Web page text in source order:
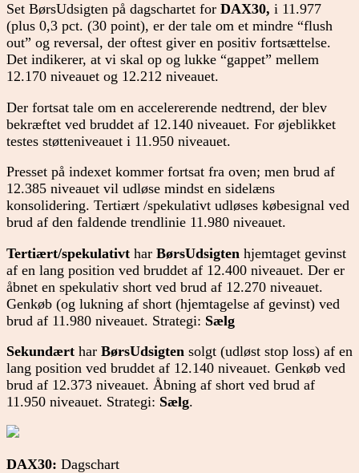
Set BørsUdsigten på dagschartet for DAX30, i 11.977
(plus 0,3 pct. (30 point), er der tale om et mindre “flush
out” og reversal, der oftest giver en positiv fortsættelse.
Det indikerer, at vi skal op og lukke “gappet” mellem
12.170 niveauet og 12.212 niveauet.
Der fortsat tale om en accelererende nedtrend, der blev
bekræftet ved bruddet af 12.140 niveauet. For øjeblikket
testes støtteniveauet i 11.950 niveauet.
Presset på indexet kommer fortsat fra oven; men brud af
12.385 niveauet vil udløse mindst en sidelæns
konsolidering. Tertiært /spekulativt udløses købesignal ved
brud af den faldende trendlinie 11.980 niveauet.
Tertiært/spekulativt har BørsUdsigten hjemtaget gevinst
af en lang position ved bruddet af 12.400 niveauet. Der er
åbnet en spekulativ short ved brud af 12.270 niveauet.
Genkøb (og lukning af short (hjemtagelse af gevinst) ved
brud af 11.980 niveauet. Strategi: Sælg
Sekundært har BørsUdsigten solgt (udløst stop loss) af en
lang position ved bruddet af 12.140 niveauet. Genkøb ved
brud af 12.373 niveauet. Åbning af short ved brud af
11.950 niveauet. Strategi: Sælg.
DAX30: Dagschart